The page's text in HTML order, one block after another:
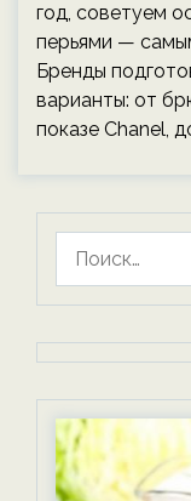
год, советуем
перьями —
Бренды
варианты: от
показе Chanel,